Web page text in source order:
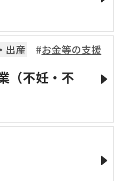
出産 お金等の支援
（不妊・不